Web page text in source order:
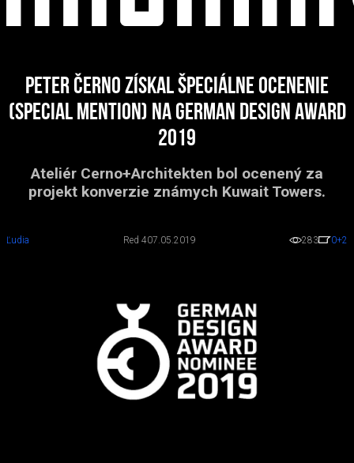
Peter Černo získal špeciálne ocenenie
(Special Mention) na German Design Award
2019
Ateliér Cerno+Architekten bol ocenený za
projekt konverzie známych Kuwait Towers.
Ľudia Red 407.05.2019 283 0+2